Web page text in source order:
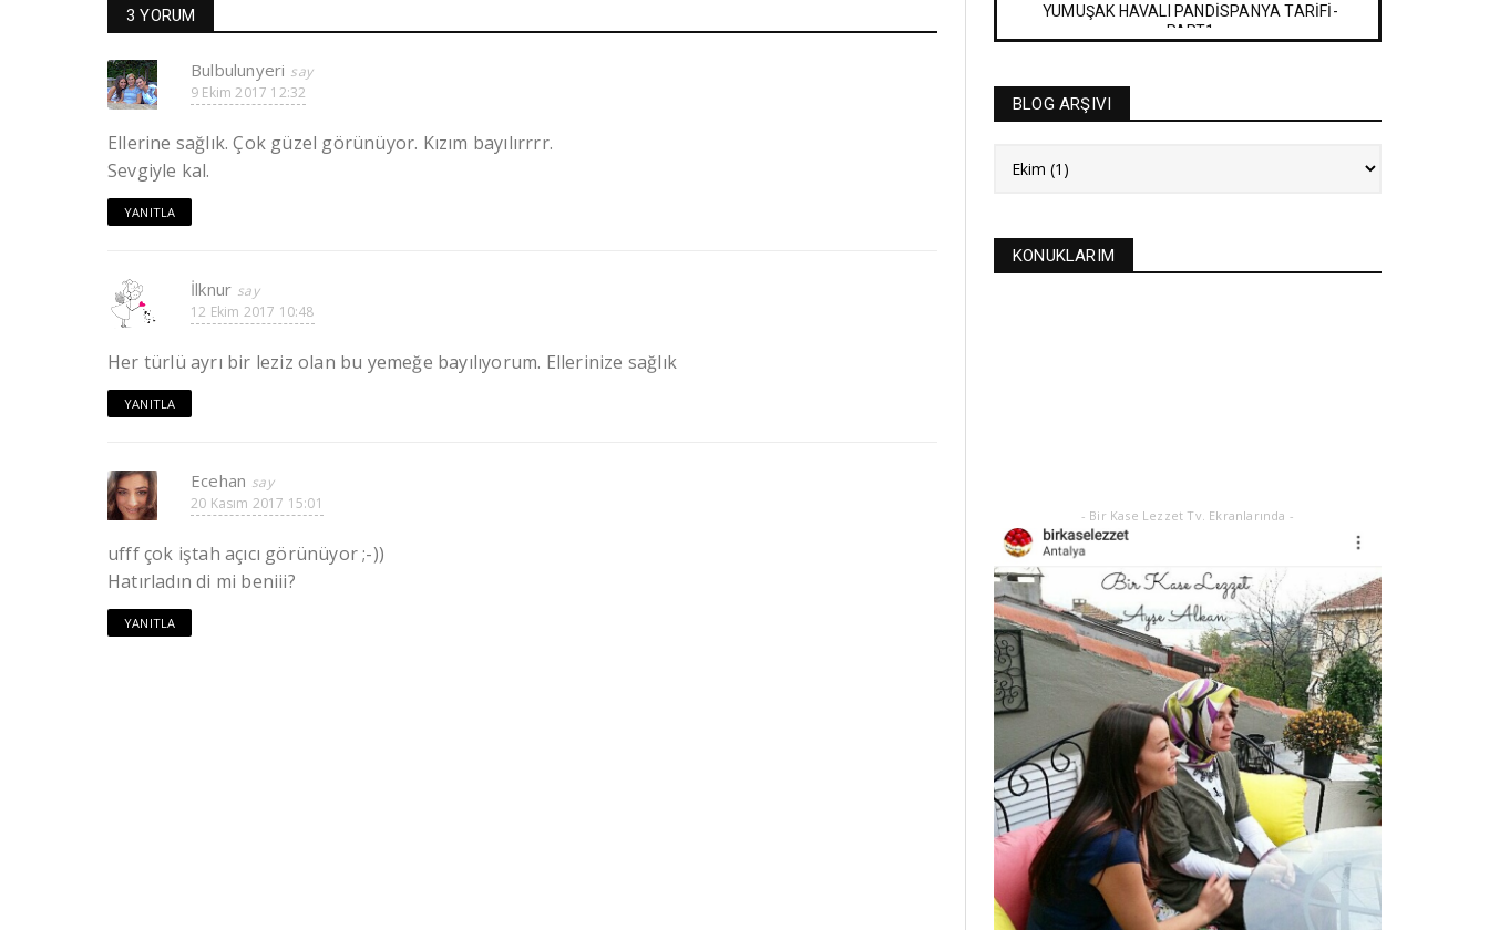
3 YORUM
Bulbulunyeri
9 Ekim 2017 12:32
Ellerine sağlık. Çok güzel görünüyor. Kızım bayılırrrr.
Sevgiyle kal.
YANITLA
İlknur
12 Ekim 2017 10:48
Her türlü ayrı bir leziz olan bu yemeğe bayılıyorum. Ellerinize sağlık
YANITLA
Ecehan
20 Kasım 2017 15:01
ufff çok iştah açıcı görünüyor ;-))
Hatırladın di mi beniii?
YANITLA
YUMUŞAK HAVALI PANDİSPANYA TARİFİ-
PART1
İRMİK HELVASI TARİFİ
KURABİYELER
BLOG ARŞIVI
KONUKLARIM
- Bir Kase Lezzet Tv. Ekranlarında -